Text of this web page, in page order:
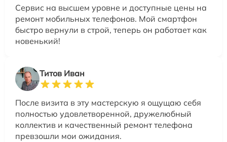
Сервис на высшем уровне и доступные цены на
ремонт мобильных телефонов. Мой смартфон
быстро вернули в строй, теперь он работает как
новенький!
Титов Иван
После визита в эту мастерскую я ощущаю себя
полностью удовлетворенной, дружелюбный
коллектив и качественный ремонт телефона
превзошли мои ожидания.